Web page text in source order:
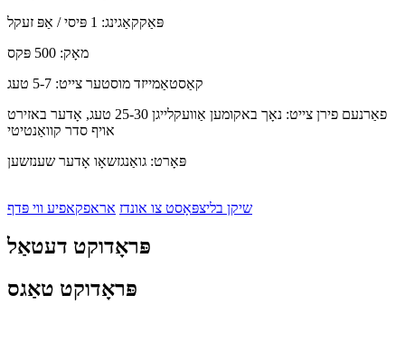
פּאַקקאַגינג: 1 פּיסי / אַפּ זעקל
מאָק: 500 פּקס
קאַסטאַמייזד מוסטער צייט: 5-7 טעג
פאַרנעם פירן צייט: נאָך באקומען אַוועקלייגן 25-30 טעג, אָדער באזירט
אויף סדר קוואַנטיטי
פּאָרט: גואַנגזשאָו אָדער שענזשען
שיקן בליצפּאָסט צו אונדז אראפקאפיע ווי פּדף
פּראָדוקט דעטאַל
פּראָדוקט טאַגס